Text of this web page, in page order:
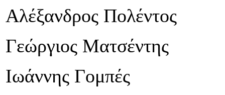
Αλέξανδρος Πολέντος
Γεώργιος Ματσέντης
Ιωάννης Γομπές